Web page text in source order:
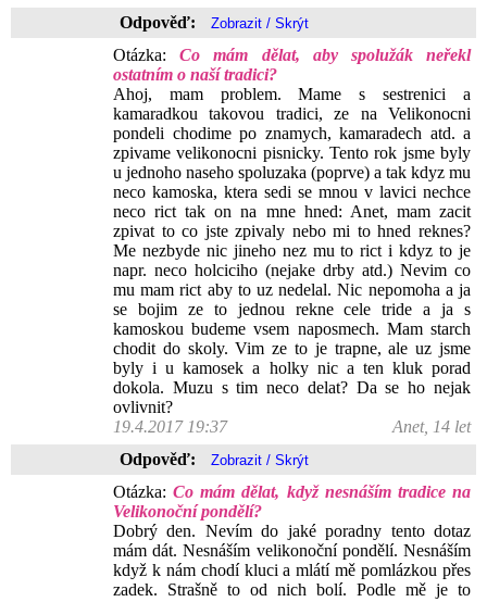
Odpověď:
Otázka:Co mám dělat, aby spolužák neřekl
ostatním o naší tradici?
Ahoj, mam problem. Mame s sestrenici a
kamaradkou takovou tradici, ze na Velikonocni
pondeli chodime po znamych, kamaradech atd. a
zpivame velikonocni pisnicky. Tento rok jsme byly
u jednoho naseho spoluzaka (poprve) a tak kdyz mu
neco kamoska, ktera sedi se mnou v lavici nechce
neco rict tak on na mne hned: Anet, mam zacit
zpivat to co jste zpivaly nebo mi to hned reknes?
Me nezbyde nic jineho nez mu to rict i kdyz to je
napr. neco holciciho (nejake drby atd.) Nevim co
mu mam rict aby to uz nedelal. Nic nepomoha a ja
se bojim ze to jednou rekne cele tride a ja s
kamoskou budeme vsem naposmech. Mam starch
chodit do skoly. Vim ze to je trapne, ale uz jsme
byly i u kamosek a holky nic a ten kluk porad
dokola. Muzu s tim neco delat? Da se ho nejak
ovlivnit?
19.4.2017 19:37
Anet, 14 let
Odpověď:
Otázka:Co mám dělat, když nesnáším tradice na
Velikonoční pondělí?
Dobrý den. Nevím do jaké poradny tento dotaz
mám dát. Nesnáším velikonoční pondělí. Nesnáším
když k nám chodí kluci a mlátí mě pomlázkou přes
zadek. Strašně to od nich bolí. Podle mě je to